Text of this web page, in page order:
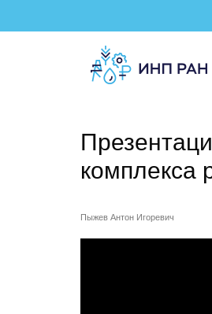
комплекса
Пыжев Антон Игоревич